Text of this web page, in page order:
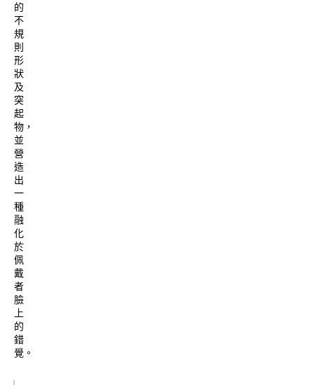
的
不
規
則
形
狀
及
突
起
物，
並
營
造
出
一
種
融
化
於
佩
戴
者
臉
上
的
錯
覺。